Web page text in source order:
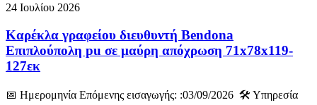
24 Ιουλίου 2026
Καρέκλα γραφείου διευθυντή Bendona
Επιπλούπολη pu σε μαύρη απόχρωση 71x78x119-
127εκ
📅 Ημερομηνία Επόμενης εισαγωγής: :03/09/2026 🛠️ Υπηρεσία